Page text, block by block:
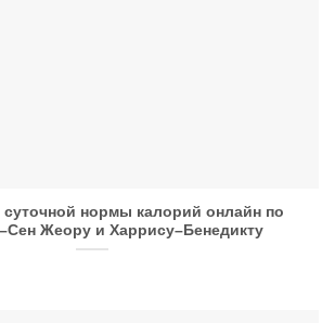
суточной нормы калорий онлайн по
Жеору и Харрису–Бенедикту